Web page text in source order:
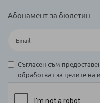
Абонамент за бюлетин
Съгласен съм
обработват за целите на